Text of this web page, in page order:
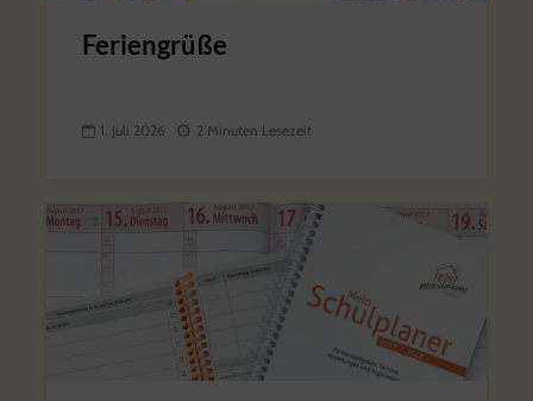
Feriengrüße
1. Juli 2026 2 Minuten Lesezeit